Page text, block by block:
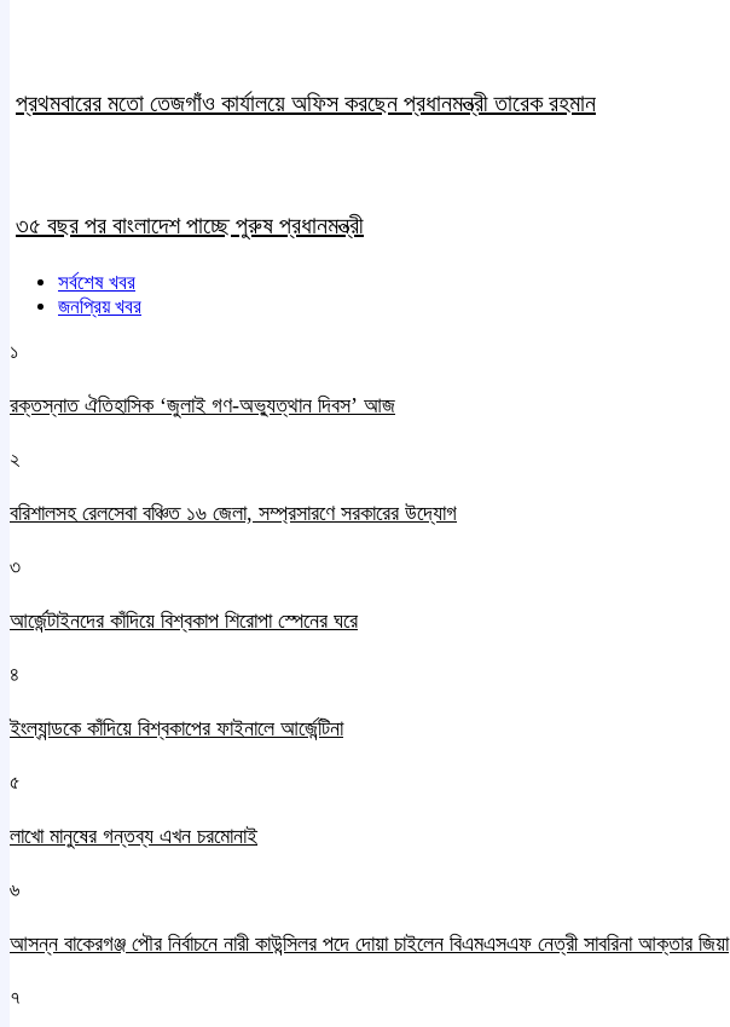
প্রথমবারের মতো তেজগাঁও কার্যালয়ে অফিস করছেন প্রধানমন্ত্রী তারেক রহমান
৩৫ বছর পর বাংলাদেশ পাচ্ছে পুরুষ প্রধানমন্ত্রী
সর্বশেষ খবর
জনপ্রিয় খবর
১
রক্তস্নাত ঐতিহাসিক ‌‘জুলাই গণ-অভ্যুত্থান দিবস’ আজ
২
বরিশালসহ রেলসেবা বঞ্চিত ১৬ জেলা, সম্প্রসারণে সরকারের উদ্যোগ
৩
আর্জেন্টাইনদের কাঁদিয়ে বিশ্বকাপ শিরোপা স্পেনের ঘরে
৪
ইংল্যান্ডকে কাঁদিয়ে বিশ্বকাপের ফাইনালে আর্জেন্টিনা
৫
লাখো মানুষের গন্তব্য এখন চরমোনাই
৬
আসন্ন বাকেরগঞ্জ পৌর নির্বাচনে নারী কাউন্সিলর পদে দোয়া চাইলেন বিএমএসএফ নেত্রী সাবরিনা আক্তার জিয়া
৭